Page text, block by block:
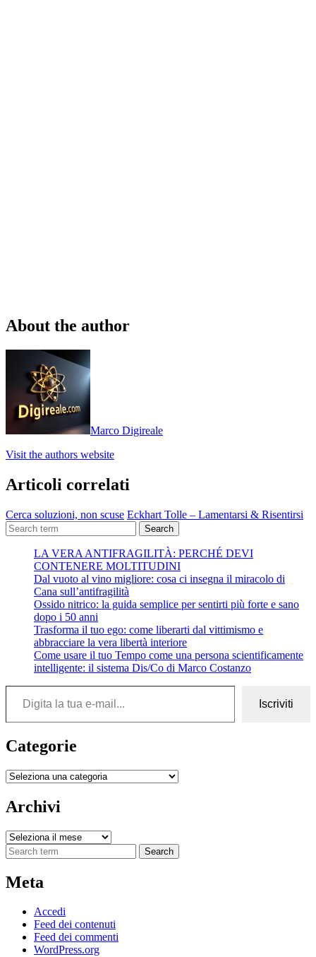
About the author
Marco Digireale
Visit the authors website
Articoli correlati
Cerca soluzioni, non scuse Eckhart Tolle – Lamentarsi & Risentirsi
Search
LA VERA ANTIFRAGILITÀ: PERCHÉ DEVI
CONTENERE MOLTITUDINI
Dal vuoto al vino migliore: cosa ci insegna il miracolo di
Cana sull’antifragilità
Ossido nitrico: la guida semplice per sentirti più forte e sano
dopo i 50 anni
Trasforma il tuo ego: come liberarti dal vittimismo e
abbracciare la vera libertà interiore
Come usare il tuo Tempo come una persona scientificamente
intelligente: il sistema Dis/Co di Marco Costanzo
Digita la tua e-mail...
Iscriviti
Categorie
Categorie
Archivi
Archivi
Search
Meta
Accedi
Feed dei contenuti
Feed dei commenti
WordPress.org